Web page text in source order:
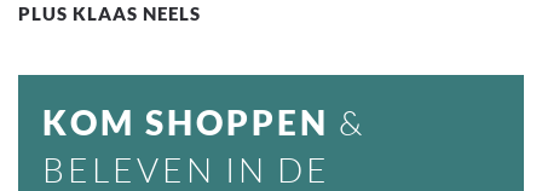
PLUS KLAAS NEELS
KOM SHOPPEN &
BELEVEN IN DE